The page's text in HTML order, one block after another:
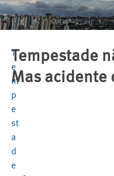
T
e
m
p
e
st
a
d
e
Tempestade
Mas acidente